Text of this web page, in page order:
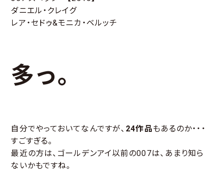
ダニエル・クレイグ
レア・セドゥ&モニカ・ベルッチ
多っ。
自分でやっておいてなんですが、 24作品もあるのか・・・
すごすぎる。
最近の方は、ゴールデンアイ以前の007は、あまり知ら
ないかもですね。